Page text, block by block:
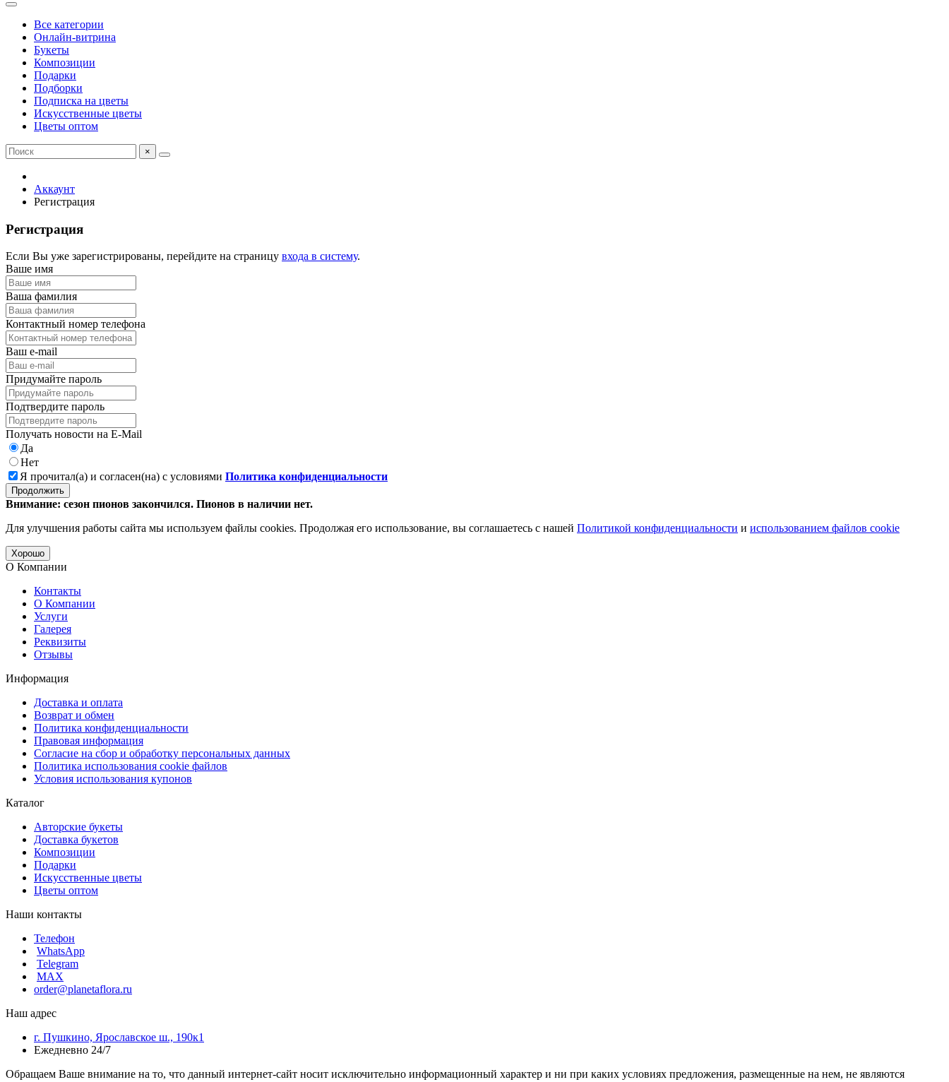
Все категории
Онлайн-витрина
Букеты
Композиции
Подарки
Подборки
Подписка на цветы
Искусственные цветы
Цветы оптом
×
Аккаунт
Регистрация
Регистрация
Если Вы уже зарегистрированы, перейдите на страницу входа в систему.
Ваше имя
Ваша фамилия
Контактный номер телефона
Ваш e-mail
Придумайте пароль
Подтвердите пароль
Получать новости на E-Mail
Да
Нет
Я прочитал(а) и согласен(на) с условиями Политика конфиденциальности
Продолжить
Внимание: сезон пионов закончился. Пионов в наличии нет.
Для улучшения работы сайта мы используем файлы cookies. Продолжая его использование, вы соглашаетесь с нашей Политикой конфиденциальности и использованием файлов cookie
Хорошо
О Компании
Контакты
О Компании
Услуги
Галерея
Реквизиты
Отзывы
Информация
Доставка и оплата
Возврат и обмен
Политика конфиденциальности
Правовая информация
Согласие на сбор и обработку персональных данных
Политика использования cookie файлов
Условия использования купонов
Каталог
Авторские букеты
Доставка букетов
Композиции
Подарки
Искусственные цветы
Цветы оптом
Наши контакты
Телефон
WhatsApp
Telegram
MAX
order@planetaflora.ru
Наш адрес
г. Пушкино, Ярославское ш., 190к1
Ежедневно 24/7
Обращаем Ваше внимание на то, что данный интернет-сайт носит исключительно информационный характер и ни при каких условиях предложения, размещенные на нем, не являются